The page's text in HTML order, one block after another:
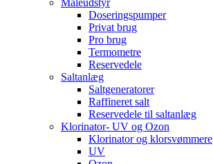
Måleudstyr
Doseringspumper
Privat brug
Pro brug
Termometre
Reservedele
Saltanlæg
Saltgeneratorer
Raffineret salt
Reservedele til saltanlæg
Klorinator- UV og Ozon
Klorinator og klorsvømmere
UV